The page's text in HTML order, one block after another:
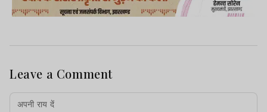
Leave a Comment